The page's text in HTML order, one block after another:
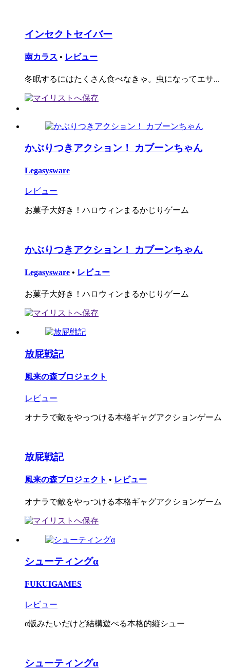
インセクトセイバー
南カラス • レビュー
冬眠するにはたくさん食べなきゃ。虫になってエサ...
かぶりつきアクション！ カブーンちゃん
Legasysware
レビュー
お菓子大好き！ハロウィンまるかじりゲーム
かぶりつきアクション！ カブーンちゃん
Legasysware • レビュー
お菓子大好き！ハロウィンまるかじりゲーム
放屁戦記
風来の森プロジェクト
レビュー
オナラで敵をやっつける本格ギャグアクションゲーム
放屁戦記
風来の森プロジェクト • レビュー
オナラで敵をやっつける本格ギャグアクションゲーム
シューティングα
FUKUIGAMES
レビュー
α版みたいだけど結構遊べる本格的縦シュー
シューティングα